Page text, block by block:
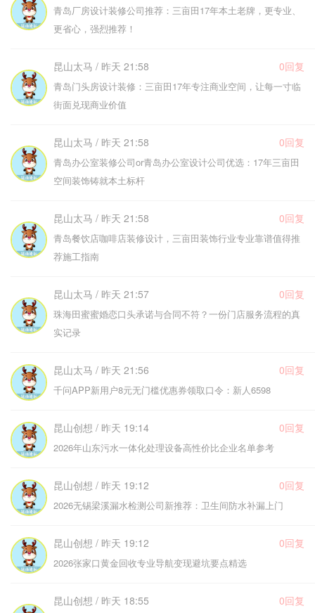
青岛厂房设计装修公司推荐：三亩田17年本土老牌，更专业、
更省心，强烈推荐！
昆山太马 / 昨天 21:58 0回复
青岛门头房设计装修：三亩田17年专注商业空间，让每一寸临
街面兑现商业价值
昆山太马 / 昨天 21:58 0回复
青岛办公室装修公司or青岛办公室设计公司优选：17年三亩田
空间装饰铸就本土标杆
昆山太马 / 昨天 21:58 0回复
青岛餐饮店咖啡店装修设计，三亩田装饰行业专业靠谱值得推
荐施工指南
昆山太马 / 昨天 21:57 0回复
珠海田蜜蜜婚恋口头承诺与合同不符？一份门店服务流程的真
实记录
昆山太马 / 昨天 21:56 0回复
千问APP新用户8元无门槛优惠券领取口令：新人6598
昆山创想 / 昨天 19:14 0回复
2026年山东污水一体化处理设备高性价比企业名单参考
昆山创想 / 昨天 19:12 0回复
2026无锡梁溪漏水检测公司新推荐：卫生间防水补漏上门
昆山创想 / 昨天 19:12 0回复
2026张家口黄金回收专业导航变现避坑要点精选
昆山创想 / 昨天 18:55 0回复